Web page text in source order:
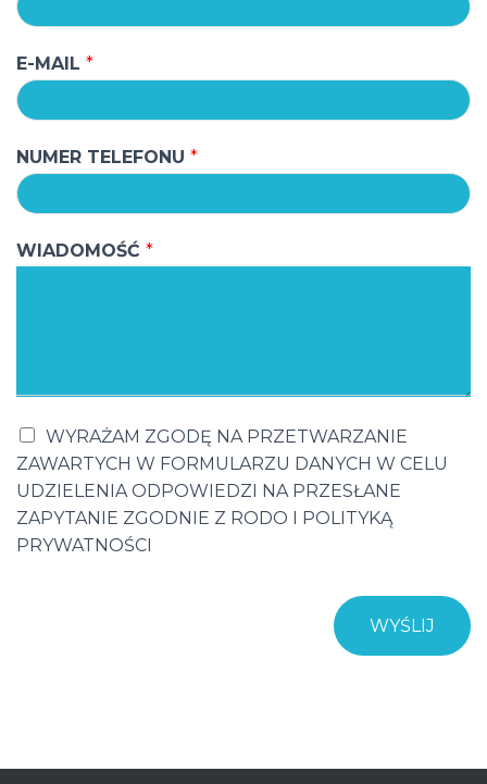
E-MAIL *
NUMER TELEFONU *
WIADOMOŚĆ *
WYRAŻAM ZGODĘ NA PRZETWARZANIE
ZAWARTYCH W FORMULARZU DANYCH W CELU
UDZIELENIA ODPOWIEDZI NA PRZESŁANE
ZAPYTANIE ZGODNIE Z RODO I POLITYKĄ
PRYWATNOŚCI
WYŚLIJ